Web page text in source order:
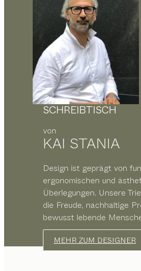
SCHREIBTISCH
von
KAI STANIA
Design ist geprägt von
ergonomischen und
Überlegungen. Unsere
die Freude, nachhaltige
bewusst lebende
MEHR ZUM DESIGNER